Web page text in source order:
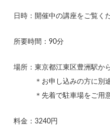
日時：開催中の講座をご覧く
所要時間：90分
場所：東京都江東区豊洲駅か
＊お申し込みの方に別途
＊先着で駐車場をご用意
料金：3240円